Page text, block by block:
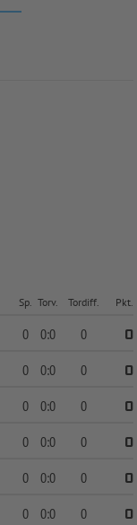
Sp. Torv. Tordiff. Pkt.
0 0:0 0
0
0 0:0 0
0
0 0:0 0
0
0 0:0 0
0
0 0:0 0
0
0 0:0 0 0